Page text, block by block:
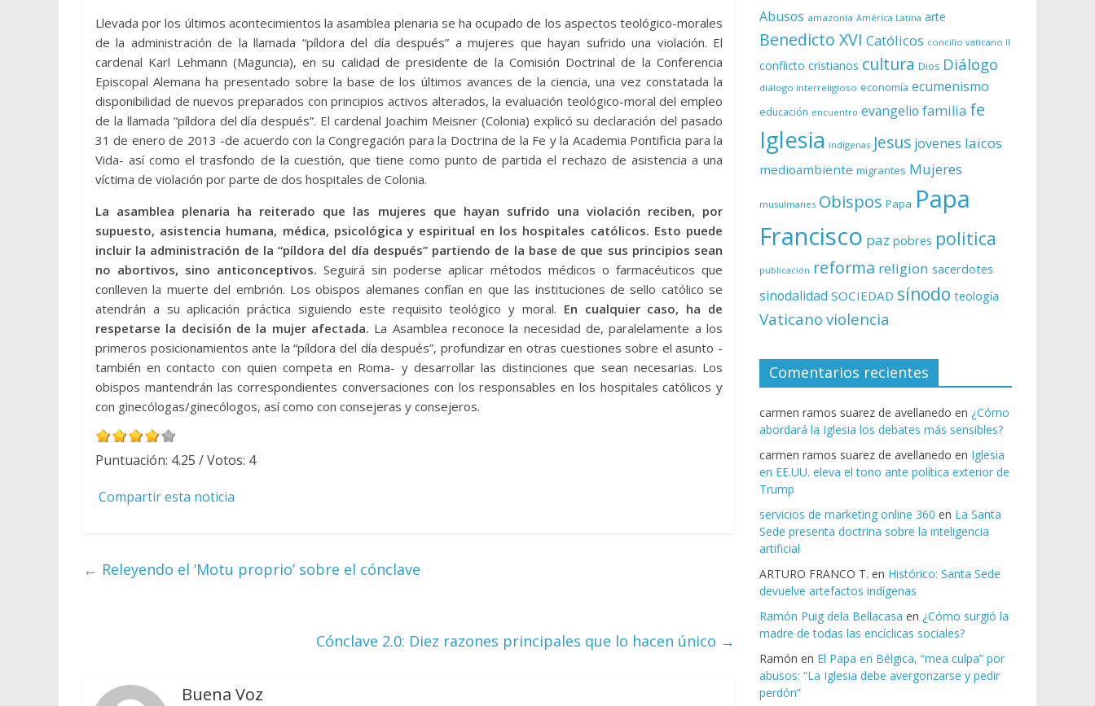
Llevada por los últimos acontecimientos la asamblea plenaria se ha ocupado de los aspectos teológico-morales
de la administración de la llamada “píldora del día después” a mujeres que hayan sufrido una violación. El
cardenal Karl Lehmann (Maguncia), en su calidad de presidente de la Comisión Doctrinal de la Conferencia
Episcopal Alemana ha presentado sobre la base de los últimos avances de la ciencia, una vez constatada la
disponibilidad de nuevos preparados con principios activos alterados, la evaluación teológico-moral del empleo
de la llamada “píldora del día después”. El cardenal Joachim Meisner (Colonia) explicó su declaración del pasado
31 de enero de 2013 -de acuerdo con la Congregación para la Doctrina de la Fe y la Academia Pontificia para la
Vida- así como el trasfondo de la cuestión, que tiene como punto de partida el rechazo de asistencia a una
víctima de violación por parte de dos hospitales de Colonia.
La asamblea plenaria ha reiterado que las mujeres que hayan sufrido una violación reciben, por
supuesto, asistencia humana, médica, psicológica y espiritual en los hospitales católicos. Esto puede
incluir la administración de la “píldora del día después” partiendo de la base de que sus principios sean
no abortivos, sino anticonceptivos. Seguirá sin poderse aplicar métodos médicos o farmacéuticos que
conlleven la muerte del embrión. Los obispos alemanes confían en que las instituciones de sello católico se
atendrán a su aplicación práctica siguiendo este requisito teológico y moral. En cualquier caso, ha de
respetarse la decisión de la mujer afectada. La Asamblea reconoce la necesidad de, paralelamente a los
primeros posicionamientos ante la “píldora del día después”, profundizar en otras cuestiones sobre el asunto -
también en contacto con quien competa en Roma- y desarrollar las distinciones que sean necesarias. Los
obispos mantendrán las correspondientes conversaciones con los responsables en los hospitales católicos y
con ginecólogas/ginecólogos, así como con consejeras y consejeros.
Puntuación: 4.25 / Votos: 4
Compartir esta noticia
← Releyendo el ‘Motu proprio’ sobre el cónclave
Cónclave 2.0: Diez razones principales que lo hacen único →
Buena Voz
Abusos amazonía América Latina arte
Benedicto XVI Católicos concilio vaticano II
conflicto cristianos cultura Dios Diálogo
diálogo interreligioso economía ecumenismo
educación encuentro evangelio familia fe
Iglesia indígenas Jesus jovenes laicos
medioambiente migrantes Mujeres
musulmanes Obispos Papa Papa
Francisco paz pobres politica
publicación reforma religion sacerdotes
sinodalidad SOCIEDAD sínodo teología
Vaticano violencia
Comentarios recientes
carmen ramos suarez de avellanedo en ¿Cómo
abordará la Iglesia los debates más sensibles?
carmen ramos suarez de avellanedo en Iglesia
en EE.UU. eleva el tono ante política exterior de
Trump
servicios de marketing online 360 en La Santa
Sede presenta doctrina sobre la inteligencia
artificial
ARTURO FRANCO T. en Histórico: Santa Sede
devuelve artefactos indígenas
Ramón Puig dela Bellacasa en ¿Cómo surgió la
madre de todas las encíclicas sociales?
Ramón en El Papa en Bélgica, “mea culpa” por
abusos: “La Iglesia debe avergonzarse y pedir
perdón”